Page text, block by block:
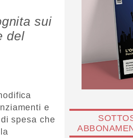
sui
del
e
spesa che